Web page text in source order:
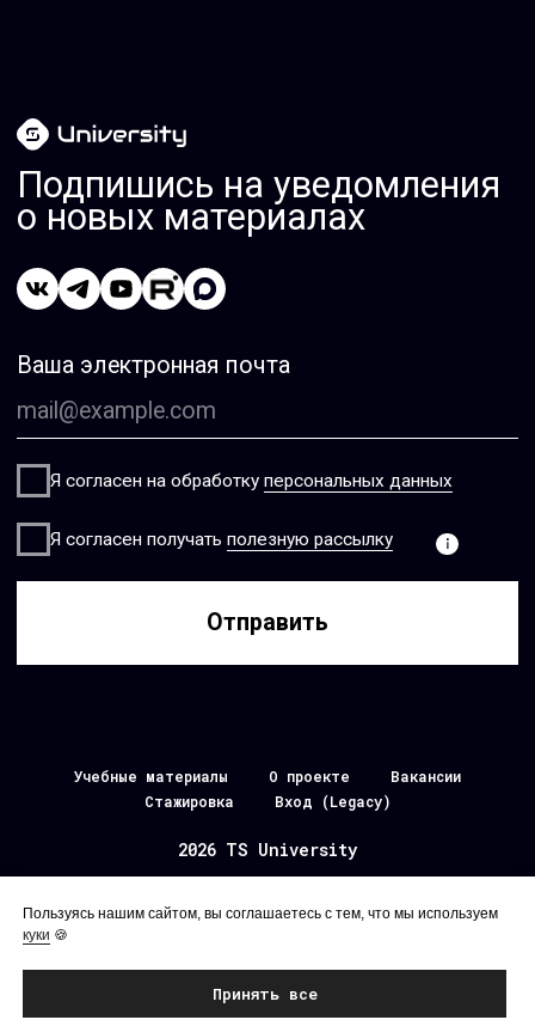
Учебные материалы О проекте
Вакансии
Стажировка
Вход (Legacy)
2026 TS University
ask.university@tssolution.ru
Политика конфиденциальности
Пользуясь нашим сайтом, вы соглашаетесь с тем, что мы используем
куки 🍪
Принять все